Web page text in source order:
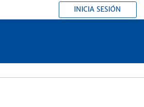
INICIA SESIÓN